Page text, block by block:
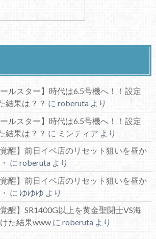
ルスター】時代は6.5号機へ！！設定
結果は？？ に roberutaより
ルスター】時代は6.5号機へ！！設定
結果は？？ に ミンティア より
覚醒】前日イベ店のリセット狙いを昼か
に roberutaより
覚醒】前日イベ店のリセット狙いを昼か
に ゆゆゆ より
醒】SR1400G以上を黄金聖闘士VS海
た結果wwwに roberutaより